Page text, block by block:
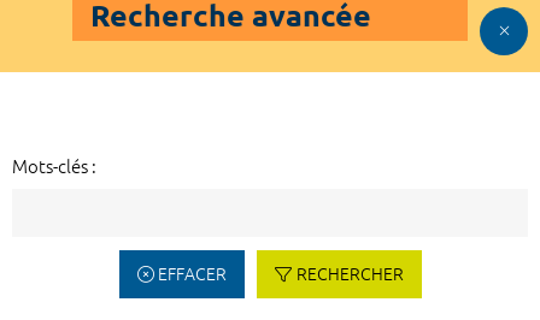
Recherche avancée
Mots-clés :
EFFACER RECHERCHER